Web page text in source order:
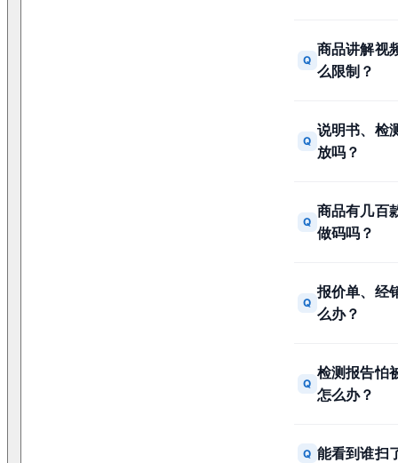
Q
商品讲解视
么限制？
Q
说明书、检
放吗？
Q
商品有几百
做码吗？
Q
报价单、经
么办？
Q
检测报告怕
怎么办？
Q 能看到谁扫